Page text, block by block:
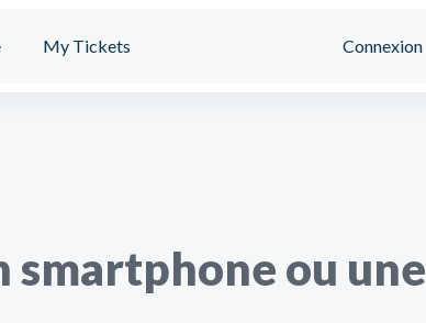
My Tickets Connexion
smartphone ou une